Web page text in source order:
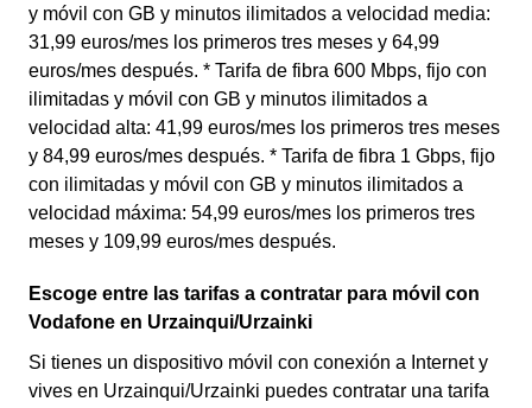
y móvil con GB y minutos ilimitados a velocidad media:
31,99 euros/mes los primeros tres meses y 64,99
euros/mes después. * Tarifa de fibra 600 Mbps, fijo con
ilimitadas y móvil con GB y minutos ilimitados a
velocidad alta: 41,99 euros/mes los primeros tres meses
y 84,99 euros/mes después. * Tarifa de fibra 1 Gbps, fijo
con ilimitadas y móvil con GB y minutos ilimitados a
velocidad máxima: 54,99 euros/mes los primeros tres
meses y 109,99 euros/mes después.
Escoge entre las tarifas a contratar para móvil con
Vodafone en Urzainqui/Urzainki
Si tienes un dispositivo móvil con conexión a Internet y
vives en Urzainqui/Urzainki puedes contratar una tarifa